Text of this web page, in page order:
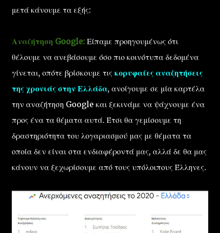
μετά κάνουμε τα εξής:
Αναζήτηση Google: Είπαμε προηγουμένως ότι
θέλουμε να ανεβάσουμε όσο πιο κοινότυπα δεδομένα
γίνεται, οπότε βρίσκουμε τις κορυφαίες αναζητήσεις
της χρονιάς στην Ελλάδα, ανοίγουμε σε μία καρτέλα
την αναζήτηση Google και ξεκινάμε να ψάχνουμε ένα
προς ένα τα θέματα αυτά. Έτσι θα γεμίσουμε τη
δραστηριότητα του λογαριασμού μας με θέματα τα
οποία δεν είναι στα ενδιαφέροντά μας, αλλά δε θα μας
κάνουν να ξεχωρίσουμε από τους υπόλοιπους Έλληνες.